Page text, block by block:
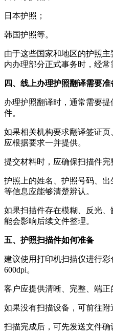
日本护照；
韩国护照等。
由于这些国家和地区的护照
内办理部分正式事务时，经常
四、线上办理护照翻译需要
办理护照翻译时，通常需要
件。
如果相关机构要求翻译签证
应根据要求一并提供。
提交材料时，应确保扫描件完
护照上的姓名、护照号码、
等信息应能够清楚辨认。
如果扫描件存在模糊、反光
能会影响后续文件整理。
五、护照扫描件如何准备
建议使用打印机扫描仪进行
600dpi。
客户应提供清晰、完整、端正
如果没有扫描设备，可前往附
扫描完成后，可先发送文件